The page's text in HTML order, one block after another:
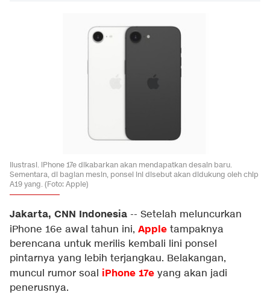
Ilustrasi. iPhone 17e dikabarkan akan mendapatkan desain baru.
Sementara, di bagian mesin, ponsel ini disebut akan didukung oleh chip
A19 yang. (Foto: Apple)
Jakarta, CNN Indonesia -- Setelah meluncurkan
iPhone 16e awal tahun ini, Apple tampaknya
berencana untuk merilis kembali lini ponsel
pintarnya yang lebih terjangkau. Belakangan,
muncul rumor soal iPhone 17e yang akan jadi
penerusnya.